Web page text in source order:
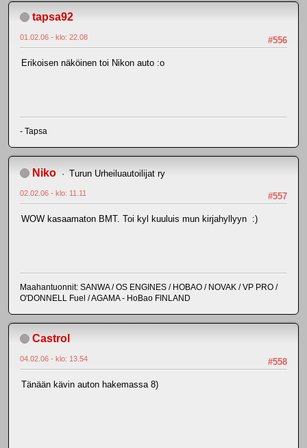
tapsa92
#556
01.02.06 - klo: 22.08
Erikoisen näköinen toi Nikon auto :o
- Tapsa
Niko Turun Urheiluautoilijat ry
#557
02.02.06 - klo: 11.11
WOW kasaamaton BMT. Toi kyl kuuluis mun kirjahyllyyn :)
Maahantuonnit: SANWA / OS ENGINES / HOBAO / NOVAK / VP PRO /
O'DONNELL Fuel / AGAMA - HoBao FINLAND
Castrol
#558
04.02.06 - klo: 13.54
Tänään kävin auton hakemassa 8)